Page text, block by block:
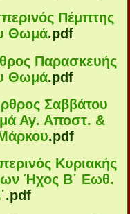
Πέμπτης
Θωμά.pdf
Παρασκευής
Θωμά.pdf
Σαββάτου
Αγ. Αποστ. &
.pdf
Κυριακής
Ήχος Β΄ Εωθ.
.pdf